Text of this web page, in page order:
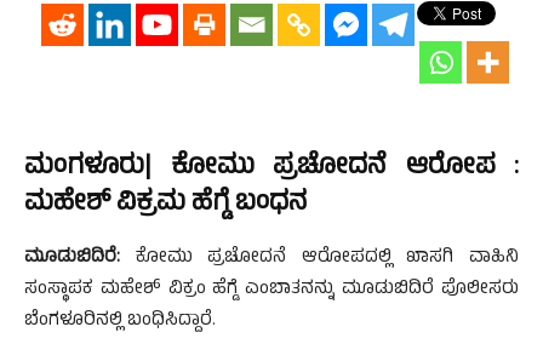
ಮಂಗಳೂರು| ಕೋಮು ಪ್ರಚೋದನೆ ಆರೋಪ :
ಮಹೇಶ್ ವಿಕ್ರಮ ಹೆಗ್ಡೆ ಬಂಧನ
ಮೂಡುಬಿದಿರೆ: ಕೋಮು ಪ್ರಚೋದನೆ ಆರೋಪದಲ್ಲಿ ಖಾಸಗಿ ವಾಹಿನಿ
ಸಂಸ್ಥಾಪಕ ಮಹೇಶ್ ವಿಕ್ರಂ ಹೆಗ್ಡೆ ಎಂಬಾತನನ್ನು ಮೂಡುಬಿದಿರೆ ಪೊಲೀಸರು
ಬೆಂಗಳೂರಿನಲ್ಲಿ ಬಂಧಿಸಿದ್ದಾರೆ.